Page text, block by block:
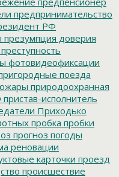
предпринимательство
РФ
презумпция доверия
преступность
фотовидеофиксации
поезда
природоохранная
пристав-исполнитель
Приходько
пробка пробки
прогноз погоды
реновации
карточки проезд
происшествие